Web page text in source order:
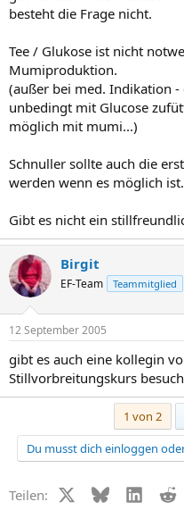
besteht die Frage nicht.
Tee / Glukose ist nicht
Mumiproduktion.
(außer bei med. Indikation -
unbedingt mit Glucose
möglich mit mumi...)
Schnuller sollte auch die
werden wenn es möglich ist.
Gibt es nicht ein
Birgit
EF-Team Teammitglied
12 September 2005
gibt es auch eine kollegin
Stillvorbreitungskurs
1 von 2
Du musst dich einloggen
Teilen: X (Twitter)
Bluesky